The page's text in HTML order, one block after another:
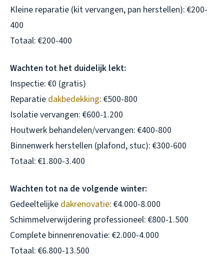
Kleine reparatie (kit vervangen, pan herstellen): €200-
400
Totaal: €200-400
Wachten tot het duidelijk lekt:
Inspectie: €0 (gratis)
Reparatie dakbedekking: €500-800
Isolatie vervangen: €600-1.200
Houtwerk behandelen/vervangen: €400-800
Binnenwerk herstellen (plafond, stuc): €300-600
Totaal: €1.800-3.400
Wachten tot na de volgende winter:
Gedeeltelijke dakrenovatie: €4.000-8.000
Schimmelverwijdering professioneel: €800-1.500
Complete binnenrenovatie: €2.000-4.000
Totaal: €6.800-13.500